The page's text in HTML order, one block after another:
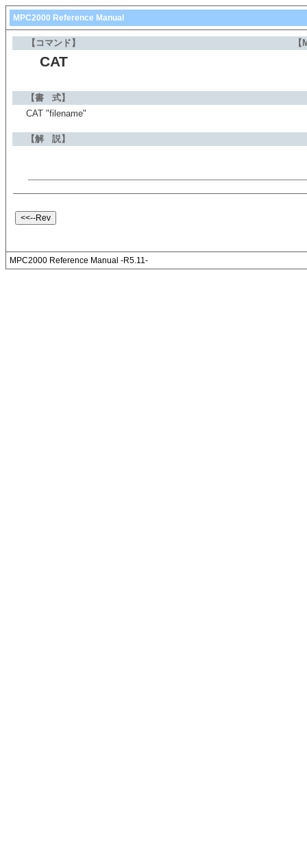
MPC2000 Reference Manual
【コマンド】
CAT
【書 式】
CAT "filename"
【解 説】
MPC2000 Reference Manual -R5.11-